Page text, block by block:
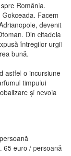
România.
Facem
devenit
Din citadela
întregilor urgii
bună.
astfel o incursiune
timpului
și nevoia
65 euro / persoană